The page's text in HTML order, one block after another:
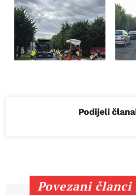
Podijeli
Povezani članci